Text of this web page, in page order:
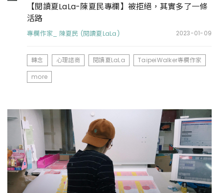
【閱讀夏LaLa-陳夏民專欄】被拒絕，其實多了一條
活路
專欄作家_ 陳夏民 (閱讀夏LaLa) 2023-01-09
轉念 心理諮商 閱讀夏LaLa
TaipeiWalker專欄作家
more